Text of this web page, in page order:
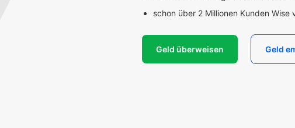
schon über 2 Millionen Kunden
Geld überweisen Geld